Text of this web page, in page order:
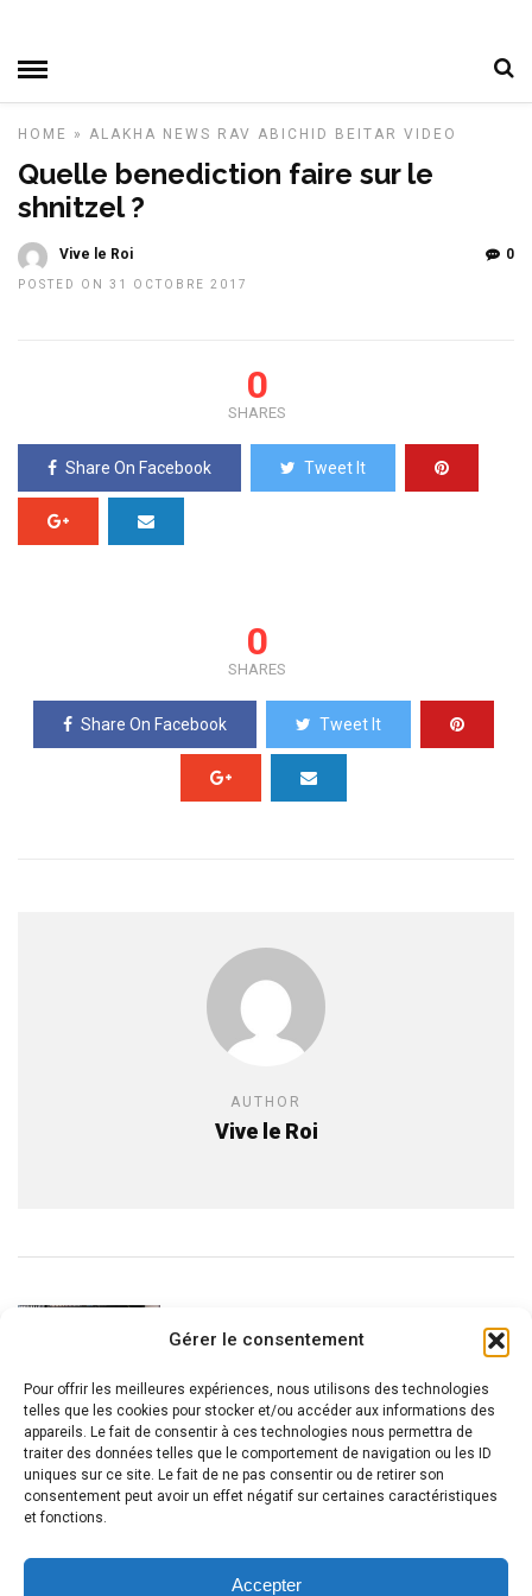
Gérer le consentement
Pour offrir les meilleures expériences, nous utilisons des technologies
telles que les cookies pour stocker et/ou accéder aux informations des
appareils. Le fait de consentir à ces technologies nous permettra de
traiter des données telles que le comportement de navigation ou les ID
uniques sur ce site. Le fait de ne pas consentir ou de retirer son
consentement peut avoir un effet négatif sur certaines caractéristiques
et fonctions.
Accepter
HOME » ALAKHA NEWS RAV ABICHID BEITAR VIDEO
Quelle benediction faire sur le
shnitzel ?
Vive le Roi
POSTED ON 31 OCTOBRE 2017
0
0
SHARES
Share On Facebook Tweet It
0
SHARES
Share On Facebook Tweet It
AUTHOR
Vive le Roi
Doit-on dire Tahanoun lors
dans notre ville ?